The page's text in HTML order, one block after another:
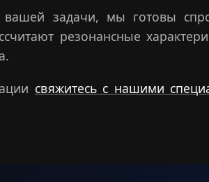
задачи, мы готовы
резонансные
свяжитесь с нашими